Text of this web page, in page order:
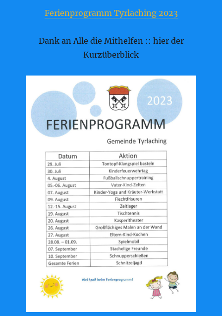
Ferienprogramm Tyrlaching 2023
Dank an Alle die Mithelfen :: hier der
Kurzüberblick